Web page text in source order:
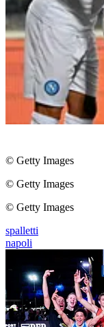
© Getty Images
© Getty Images
© Getty Images
spalletti
napoli